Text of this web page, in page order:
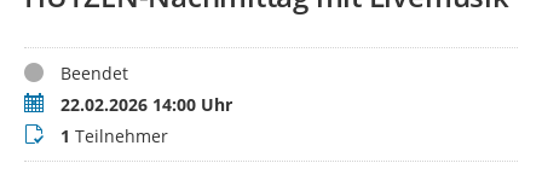
StatusBeendet
Termin22.02.2026 14:00 Uhr
Teilnehmer
1 Teilnehmer